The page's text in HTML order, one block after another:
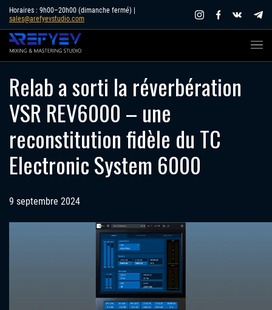
Skip
content
Horaires : 9h00–20h00 (dimanche fermé) |
sales@arefyevstudio.com
Relab a sorti la réverbération
VSR REV6000 – une
reconstitution fidèle du TC
Electronic System 6000
9 septembre 2024